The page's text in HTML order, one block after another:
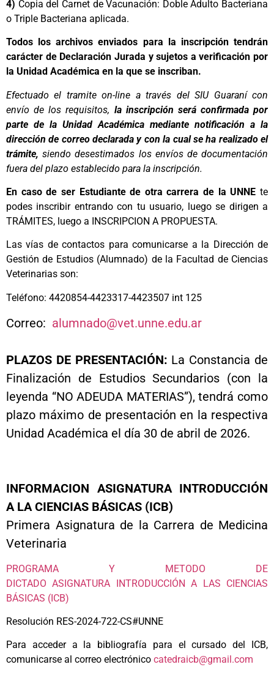
4) Copia del Carnet de Vacunación: Doble Adulto Bacteriana
o Triple Bacteriana aplicada.
Todos los archivos enviados para la inscripción tendrán
carácter de Declaración Jurada y sujetos a verificación por
la Unidad Académica en la que se inscriban.
Efectuado el tramite on-line a través del SIU Guaraní con
envío de los requisitos, la inscripción será confirmada por
parte de la Unidad Académica mediante notificación a la
dirección de correo declarada y con la cual se ha realizado el
trámite,siendo desestimados los envíos de documentación
fuera del plazo establecido para la inscripción.
En caso de ser Estudiante de otra carrera de la UNNE te
podes inscribir entrando con tu usuario, luego se dirigen a
TRÁMITES, luego a INSCRIPCION A PROPUESTA.
Las vías de contactos para comunicarse a la Dirección de
Gestión de Estudios (Alumnado) de la Facultad de Ciencias
Veterinarias son:
Teléfono: 4420854-4423317-4423507 int 125
Correo: alumnado@vet.unne.edu.ar
PLAZOS DE PRESENTACIÓN: La Constancia de
Finalización de Estudios Secundarios (con la
leyenda “NO ADEUDA MATERIAS”), tendrá como
plazo máximo de presentación en la respectiva
Unidad Académica el día 30 de abril de 2026.
INFORMACION ASIGNATURA INTRODUCCIÓN
A LA CIENCIAS BÁSICAS (ICB)
Primera Asignatura de la Carrera de Medicina
Veterinaria
PROGRAMA Y METODO DE
DICTADO ASIGNATURA INTRODUCCIÓN A LAS CIENCIAS
BÁSICAS (ICB)
Resolución RES-2024-722-CS#UNNE
Para acceder a la bibliografía para el cursado del ICB,
comunicarse al correo electrónico catedraicb@gmail.com